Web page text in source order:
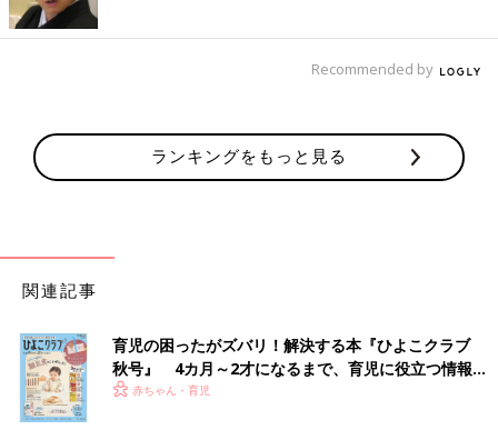
Recommended by
ランキングをもっと見る
関連記事
育児の困ったがズバリ！解決する本『ひよこクラブ
秋号』 4カ月～2才になるまで、育児に役立つ情報が
いっぱい！
赤ちゃん・育児